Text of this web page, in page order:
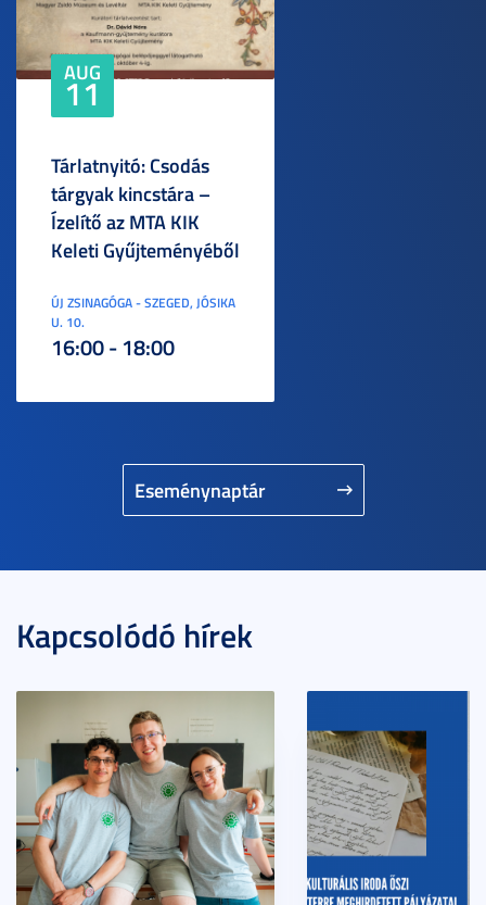
Eseménynaptár
AUG
11
Tárlatnyitó: Csodás
tárgyak kincstára –
Ízelítő az MTA KIK
Keleti Gyűjteményéből
ÚJ ZSINAGÓGA - SZEGED, JÓSIKA
U. 10.
16:00 - 18:00
Kapcsolódó hírek